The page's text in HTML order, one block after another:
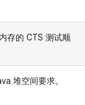
存的 CTS 测试顺
堆空间要求。